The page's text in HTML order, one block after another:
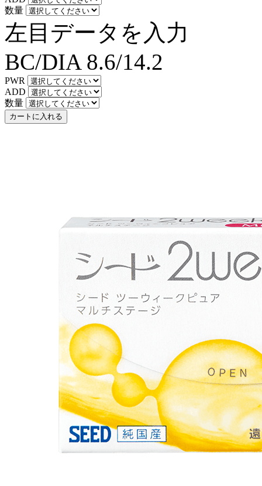
数量
左目データを入力
BC/DIA 8.6/14.2
PWR
ADD
数量
カートに入れる